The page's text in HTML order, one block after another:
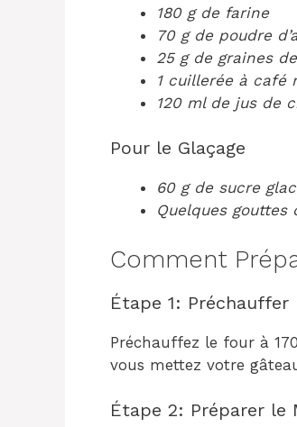
180 g de farine
70 g de poudre
25 g de graines
1 cuillerée à café
120 ml de jus de
Pour le Glaçage
60 g de sucre
Quelques
Comment
Étape 1: Préchauffer
Préchauffez le four à
vous mettez votre
Étape 2: Préparer le